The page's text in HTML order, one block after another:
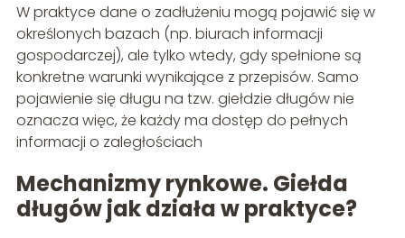
W praktyce dane o zadłużeniu mogą pojawić się w
określonych bazach (np. biurach informacji
gospodarczej), ale tylko wtedy, gdy spełnione są
konkretne warunki wynikające z przepisów. Samo
pojawienie się długu na tzw. giełdzie długów nie
oznacza więc, że każdy ma dostęp do pełnych
informacji o zaległościach
Mechanizmy rynkowe. Giełda
długów jak działa w praktyce?